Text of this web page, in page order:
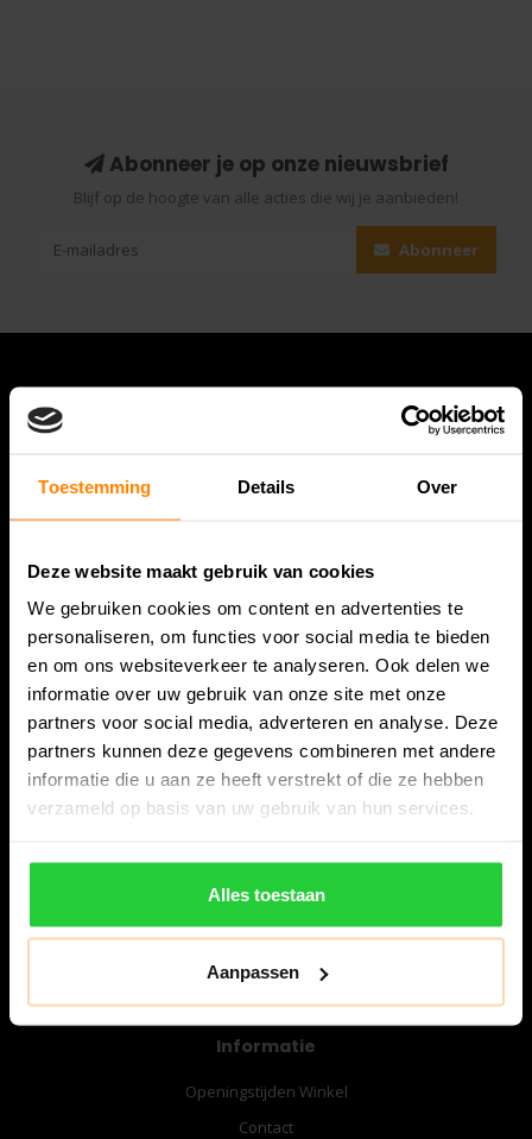
Toestemming Details Over
Deze website maakt gebruik van cookies
We gebruiken cookies om content en advertenties te
personaliseren, om functies voor social media te bieden
en om ons websiteverkeer te analyseren. Ook delen we
informatie over uw gebruik van onze site met onze
partners voor social media, adverteren en analyse. Deze
partners kunnen deze gegevens combineren met andere
informatie die u aan ze heeft verstrekt of die ze hebben
verzameld op basis van uw gebruik van hun services.
Alles toestaan
Aanpassen
Abonneer je op onze nieuwsbrief
Blijf op de hoogte van alle acties die wij je aanbieden!
Abonneer
Bespanracket.nl is dé racketspecialist van Lelystad en
omstreken.
Snijdersstraat 6
8224 AA Lelystad
Nederland
Informatie
Openingstijden Winkel
Contact